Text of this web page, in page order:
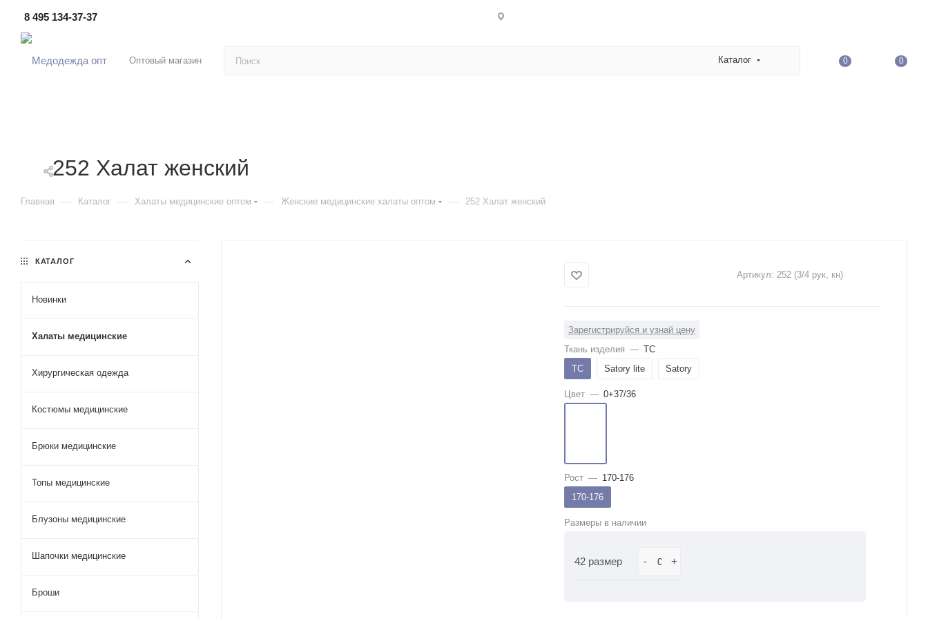
8 495 134-37-37
Оптовый магазин Каталог 0 0
252 Халат женский
Главная — Каталог — Халаты медицинские оптом — Женские медицинские халаты оптом — 252 Халат женский
Артикул: 252 (3/4 рук, кн)
Зарегистрируйся и узнай цену
Ткань изделия — ТС
ТС
Satory lite Satory
Цвет — 0+37/36
Рост — 170-176
170-176
Размеры в наличии
42 размер - +
КАТАЛОГ
Новинки
Халаты медицинские
Хирургическая одежда
Костюмы медицинские
Брюки медицинские
Топы медицинские
Блузоны медицинские
Шапочки медицинские
Броши